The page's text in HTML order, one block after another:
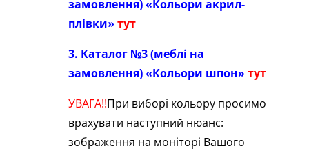
замовлення) «Кольори акрил-
плівки» тут
3. Каталог №3 (меблі на
замовлення) «Кольори шпон» тут
УВАГА!!При виборі кольору просимо
врахувати наступний нюанс:
зображення на моніторі Вашого